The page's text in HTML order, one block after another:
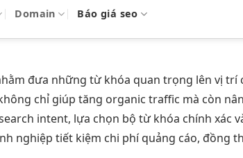
Domain Báo giá seo
đưa những từ khóa quan trọng lên vị
chỉ giúp tăng organic traffic mà còn
intent, lựa chọn bộ từ khóa chính xác
nghiệp tiết kiệm chi phí quảng cáo, đồng